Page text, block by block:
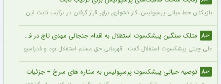
بازیکنان خط میانی پرسپولیس، کار دشواری برای قرار گرفتن در ترکیب ثابت این تیم
اخبار متلک سنگین پیشکسوت استقلال به اقدام جنجالی مهدی تاج در فدراسیون فوتبال
علی چینی پیشکسوت استقلال گفت : قهرمانی حق مسلم استقلال بود و فدراسیون باید آن
اخبار توصیه حیاتی پیشکسوت پرسپولیس به ستاره های سرخ + جزئیات